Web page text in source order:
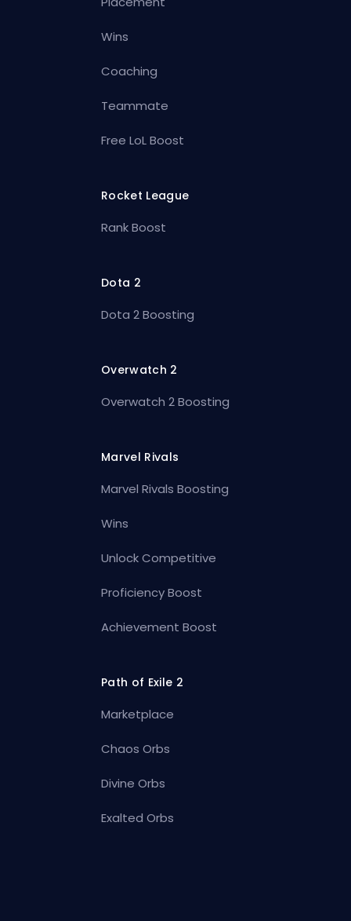
Wins
Coaching
Teammate
Free LoL Boost
Rocket League
Rank Boost
Dota 2
Dota 2 Boosting
Overwatch 2
Overwatch 2 Boosting
Marvel Rivals
Marvel Rivals Boosting
Wins
Unlock Competitive
Proficiency Boost
Achievement Boost
Path of Exile 2
Marketplace
Chaos Orbs
Divine Orbs
Exalted Orbs